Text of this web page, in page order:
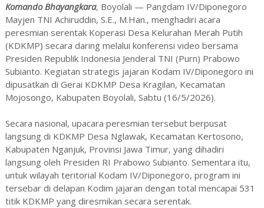
Komando Bhayangkara, Boyolali — Pangdam IV/Diponegoro
Mayjen TNI Achiruddin, S.E., M.Han., menghadiri acara
peresmian serentak Koperasi Desa Kelurahan Merah Putih
(KDKMP) secara daring melalui konferensi video bersama
Presiden Republik Indonesia Jenderal TNI (Purn) Prabowo
Subianto. Kegiatan strategis jajaran Kodam IV/Diponegoro ini
dipusatkan di Gerai KDKMP Desa Kragilan, Kecamatan
Mojosongo, Kabupaten Boyolali, Sabtu (16/5/2026).
Secara nasional, upacara peresmian tersebut berpusat
langsung di KDKMP Desa Nglawak, Kecamatan Kertosono,
Kabupaten Nganjuk, Provinsi Jawa Timur, yang dihadiri
langsung oleh Presiden RI Prabowo Subianto. Sementara itu,
untuk wilayah teritorial Kodam IV/Diponegoro, program ini
tersebar di delapan Kodim jajaran dengan total mencapai 531
titik KDKMP yang diresmikan secara serentak.